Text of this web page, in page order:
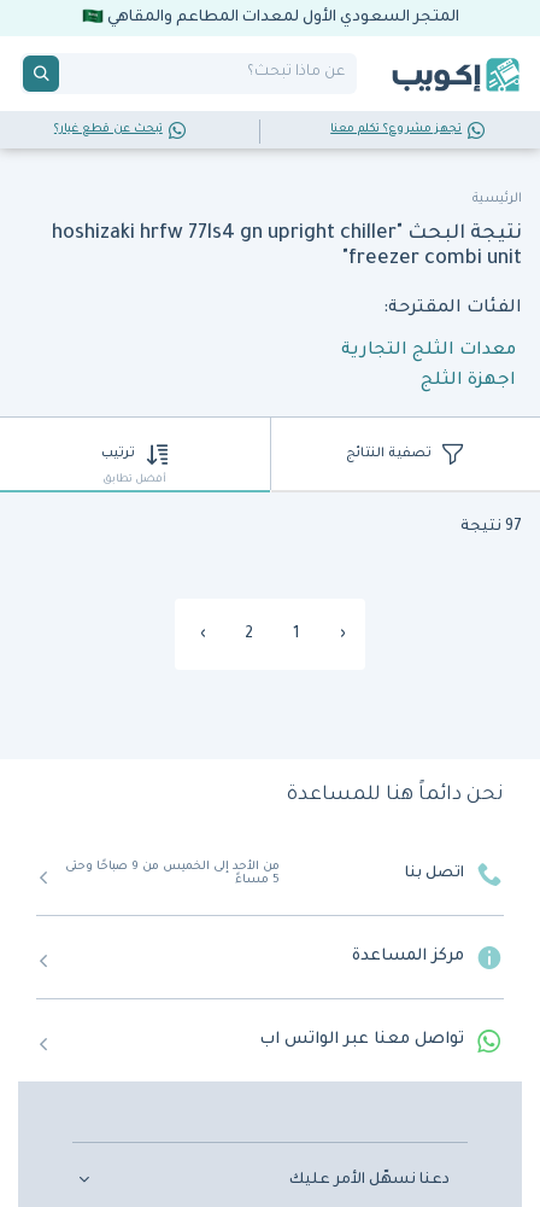
المتجر السعودي الأول لمعدات المطاعم والمقاهي
تجهز مشروع؟ تكلم معنا تبحث عن قطع غيار؟
الرئيسية
نتيجة البحث "hoshizaki hrfw 77ls4 gn upright chiller
freezer combi unit"
الفئات المقترحة:
معدات الثلج التجارية
اجهزة الثلج
تصفية النتائج ترتيب
أفضل تطابق
97 نتيجة
‹
1
2
›
نحن دائماً هنا للمساعدة
اتصل بنا
من الأحد إلى الخميس من 9 صباحًا وحتى
5 مساءً
مركز المساعدة
تواصل معنا عبر الواتس اب
دعنا نسهّل الأمر عليك